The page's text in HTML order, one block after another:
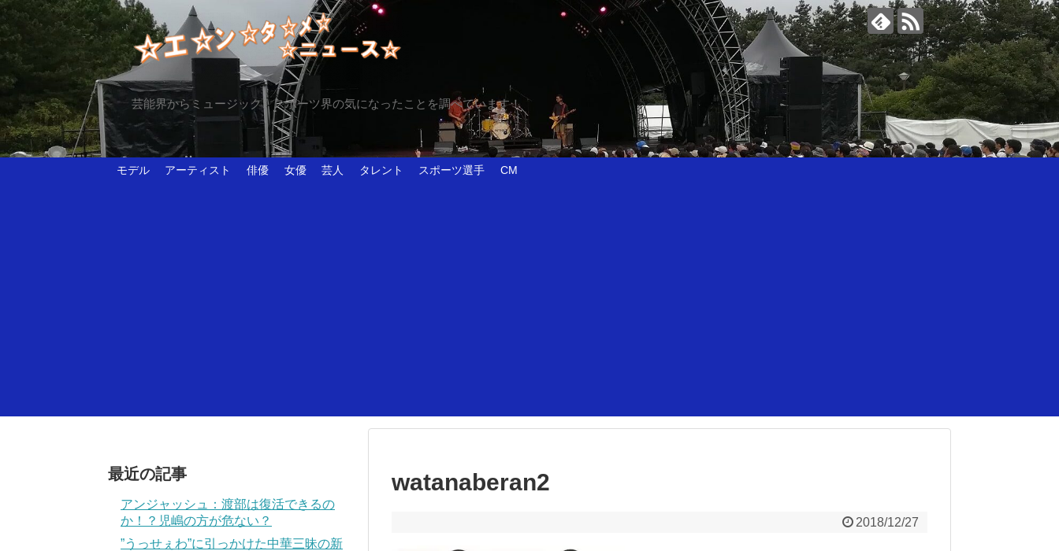
芸能界からミュージック、スポーツ界の気になったことを調べています！
モデル アーティスト 俳優 女優 芸人 タレント スポーツ選手 CM
watanaberan2
2018/12/27
最近の記事
アンジャッシュ：渡部は復活できるの
か！？児嶋の方が危ない？
”うっせぇわ”に引っかけた中華三昧の新